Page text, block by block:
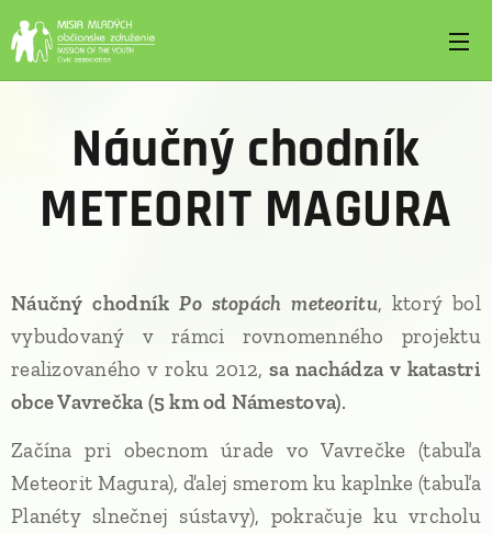
Náučný chodník
METEORIT MAGURA
Náučný chodníkPo stopách meteoritu, ktorý bol
vybudovaný v rámci rovnomenného projektu
realizovaného v roku 2012, sa nachádza v katastri
obce Vavrečka (5 km od Námestova).
Začína pri obecnom úrade vo Vavrečke (tabuľa
Meteorit Magura), ďalej smerom ku kaplnke (tabuľa
Planéty slnečnej sústavy), pokračuje ku vrcholu